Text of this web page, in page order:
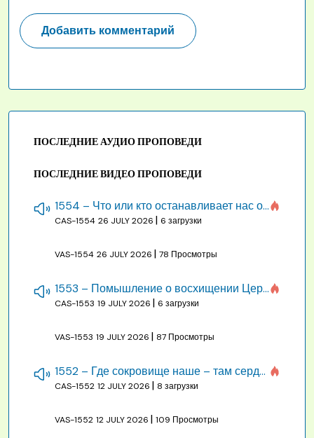
ПОСЛЕДНИЕ АУДИО ПРОПОВЕДИ
ПОСЛЕДНИЕ ВИДЕО ПРОПОВЕДИ
1554 – Что или кто останавливает нас от созидания строения Божия
CAS-1554 26 JULY 2026 | 6 загрузки
VAS-1554 26 JULY 2026 | 78 Просмотры
1553 – Помышление о восхищении Церкви на бракосочетании, во всякое время
CAS-1553 19 JULY 2026 | 6 загрузки
VAS-1553 19 JULY 2026 | 87 Просмотры
1552 – Где сокровище наше – там сердце, там помышления
CAS-1552 12 JULY 2026 | 8 загрузки
VAS-1552 12 JULY 2026 | 109 Просмотры